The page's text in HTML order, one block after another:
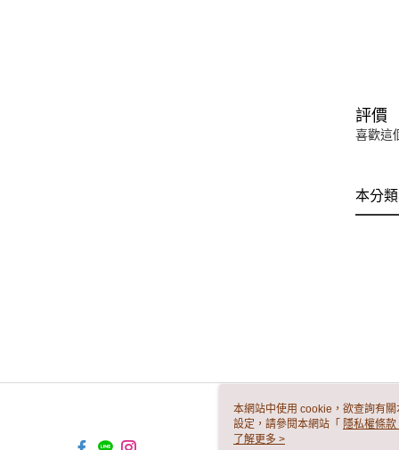
評價
喜歡這
本分
本網站中使用 cookie，欲查詢有
設定，請參閱本網站「 隱私權條款
使用 cookie。
了解更多 >